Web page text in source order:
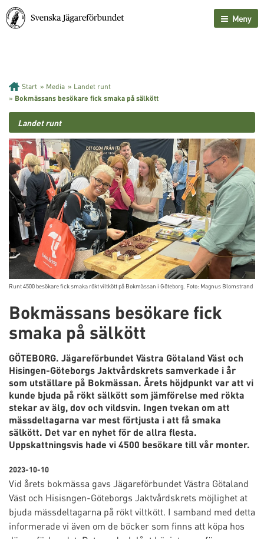
Meny
Start » Media » Landet runt
» Bokmässans besökare fick smaka på sälkött
Landet runt
Runt 4500 besökare fick smaka rökt viltkött på Bokmässan i Göteborg. Foto: Magnus Blomstrand
Bokmässans besökare fick
smaka på sälkött
GÖTEBORG. Jägareförbundet Västra Götaland Väst och
Hisingen-Göteborgs Jaktvårdskrets samverkade i år
som utställare på Bokmässan. Årets höjdpunkt var att vi
kunde bjuda på rökt sälkött som jämförelse med rökta
stekar av älg, dov och vildsvin. Ingen tvekan om att
mässdeltagarna var mest förtjusta i att få smaka
sälkött. Det var en nyhet för de allra flesta.
Uppskattningsvis hade vi 4500 besökare till vår monter.
2023-10-10
Vid årets bokmässa gavs Jägareförbundet Västra Götaland
Väst och Hisisngen-Göteborgs Jaktvårdskrets möjlighet at
bjuda mässdeltagarna på rökt viltkött. I samband med detta
informerade vi även om de böcker som finns att köpa hos